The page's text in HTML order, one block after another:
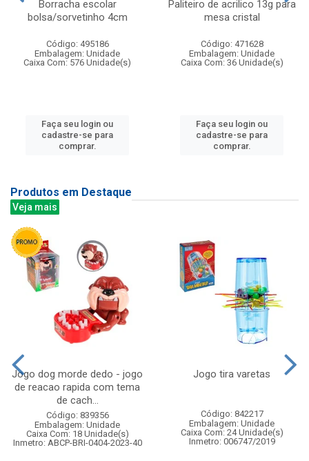
Borracha escolar
bolsa/sorvetinho 4cm
Código: 495186
Embalagem: Unidade
Caixa Com: 576 Unidade(s)
Faça seu login ou
cadastre-se para
comprar.
Paliteiro de acrilico 13g para
mesa cristal
Código: 471628
Embalagem: Unidade
Caixa Com: 36 Unidade(s)
Faça seu login ou
cadastre-se para
comprar.
Produtos em Destaque
Veja mais
Jogo dog morde dedo - jogo
de reacao rapida com tema
de cach...
Código: 839356
Embalagem: Unidade
Caixa Com: 18 Unidade(s)
Inmetro: ABCP-BRI-0404-2023-40
Jogo tira varetas
Código: 842217
Embalagem: Unidade
Caixa Com: 24 Unidade(s)
Inmetro: 006747/2019